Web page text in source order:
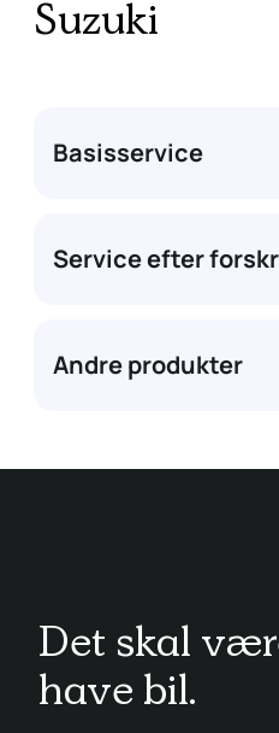
Suzuki
Basisservice
Service efter
Andre produkter
Det skal
have bil.